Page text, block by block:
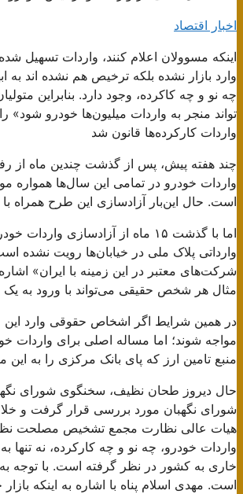
اخبار اقتصاد
اینکه مسوولان اعلام ‌کنند، واردات
وارد بازار نشده بلکه ترخیص هم نشده اند
چه نو و چه کاکرده، وجود دارد. بنابراین
تواند منجر به واردات میلیون‌ها خودرو
واردات کارکرده‌ها قانون شد
چند هفته پیش، پس از گذشت چندین ماه از
واردات خودرو در تمامی این سال‌ها همواره
است. حال این‌بار آزادسازی این طرح همراه
اما با گذشت ۱۵ ماه از
وارداتی پلاک ملی در خیابان‌ها رویت نشده
شرکت‌های معتبر در این زمینه با ایران»
مثال هر شخص حقیقی می‌تواند با ورود به یک
در همین شرایط اگر اشخاص حقوقی وارد این
مواجه شوند؛ اما مساله اصلی برای
منبع تامین ارز که پای بانک مرکزی را به
حال دیروز طحان نظیف، سخنگوی شورای
شورای نگهبان مورد بررسی قرار گرفت و
هیات عالی نظارت‌ مجمع تشخیص مصلحت نظام
واردات خودرو، چه نو و چه کارکرده، نه تنها
خاری به کشور در نظر گرفته است. با توجه به
است. مهدی اسلام پناه با اشاره به اینکه